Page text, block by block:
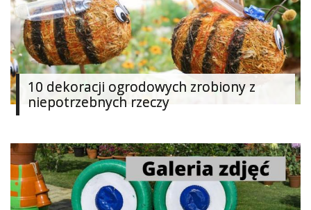
10 dekoracji ogrodowych zrobiony z
niepotrzebnych rzeczy